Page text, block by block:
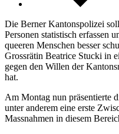
Die Berner Kantonspolizei
Personen statistisch erfassen
queeren Menschen besser
Grossrätin Beatrice Stucki in
gegen den Willen der
hat.
Am Montag nun präsentierte
unter anderem eine erste
Massnahmen in diesem